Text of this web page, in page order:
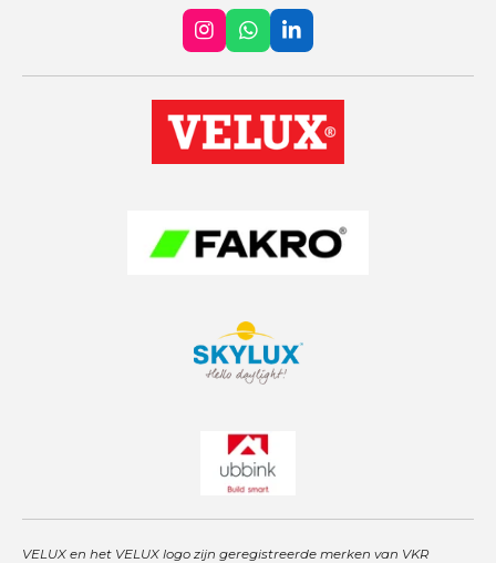
I
n
s
t
a
g
W
h
a
t
s
A
L
i
n
k
e
d
VELUX en het VELUX logo zijn geregistreerde merken van VKR